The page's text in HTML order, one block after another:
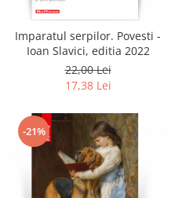
Sociologie si filozofie
Imparatul serpilor. Povesti -
Ioan Slavici, editia 2022
22,00 Lei
17,38 Lei
-21%